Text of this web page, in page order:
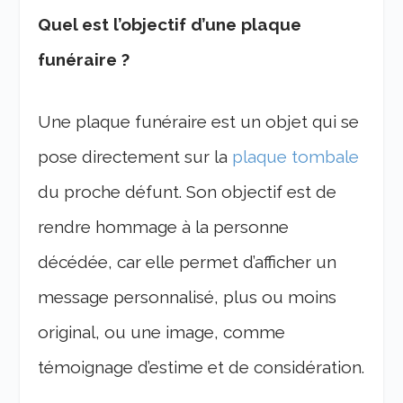
Quel est l’objectif d’une plaque
funéraire ?
Une plaque funéraire est un objet qui se
pose directement sur la plaque tombale
du proche défunt. Son objectif est de
rendre hommage à la personne
décédée, car elle permet d’afficher un
message personnalisé, plus ou moins
original, ou une image, comme
témoignage d’estime et de considération.